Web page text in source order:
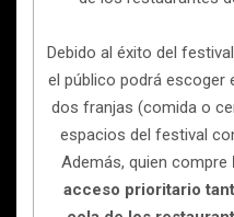
Debido al éxito del
el público podrá escoger
dos franjas (comida o
espacios del festival
Además, quien compre
acceso prioritario